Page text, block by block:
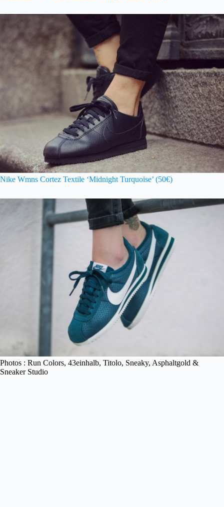
Nike Wmns Cortez Textile ‘Midnight Turquoise’ (50€)
Photos : Run Colors, 43einhalb, Titolo, Sneaky, Asphaltgold &
Sneaker Studio